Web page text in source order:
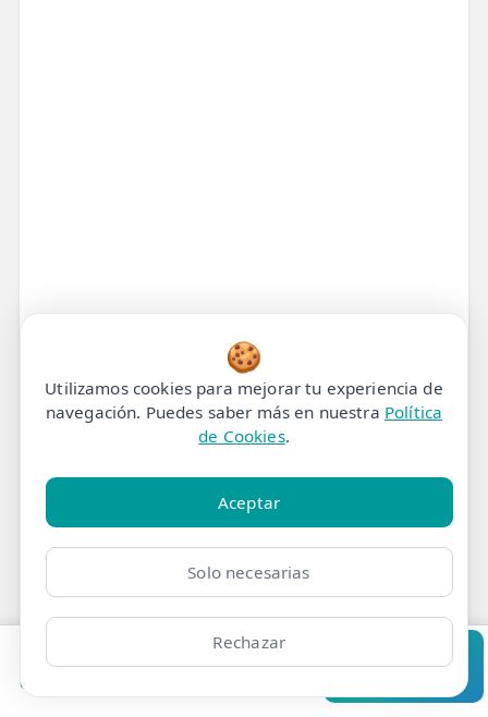
Clínicas
Tratamiento de
Fisioterapia para
Esguince de Ligamento
Anular del Radio en
Madrid
Nuestro Protocolo de
Fisioterapia para
Pedir cita Consultar
🍪
Utilizamos cookies para mejorar tu experiencia de
navegación. Puedes saber más en nuestra Política
de Cookies.
Aceptar
Solo necesarias
Rechazar